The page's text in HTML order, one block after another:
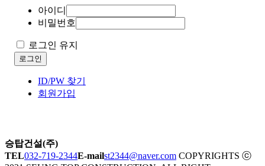
아이디
비밀번호
로그인 유지
로그인
ID/PW 찾기
회원가입
승탑건설(주)
TEL032-719-2344E-mailst2344@naver.com COPYRIGHTS ⓒ